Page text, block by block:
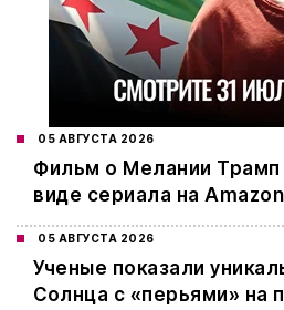
05 АВГУСТА 2026
Фильм о Мелании Трамп
виде сериала на
05 АВГУСТА 2026
Ученые показали
Солнца с «перьями» на